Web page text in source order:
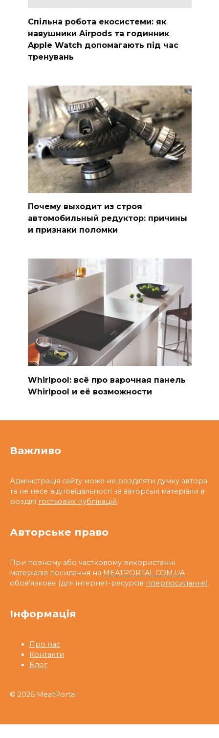
Спільна робота екосистеми: як
навушники Airpods та годинник
Apple Watch допомагають під час
тренувань
Почему выходит из строя
автомобильный редуктор: причины
и признаки поломки
Whirlpool: всё про варочная панель
Whirlpool и её возможности
Важливо
Адміністрація сайту може не розділяти думку автора
та не несе відповідальності за авторські матеріали в
розділі гостьових публікацій.
Авторське право
При повному або частковому використанні
матеріалів посилання на MEATPORTAL.COM.UA
обов'язкове (для інтернет-ресурсів гіперпосилання).
Інформація
Про нас
Контакти
Блог
© 2026 MeatPortal